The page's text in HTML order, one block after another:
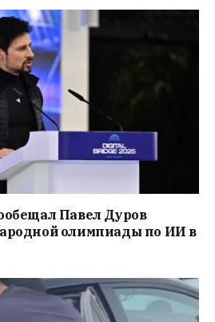
Павел Дуров
олимпиады по ИИ в